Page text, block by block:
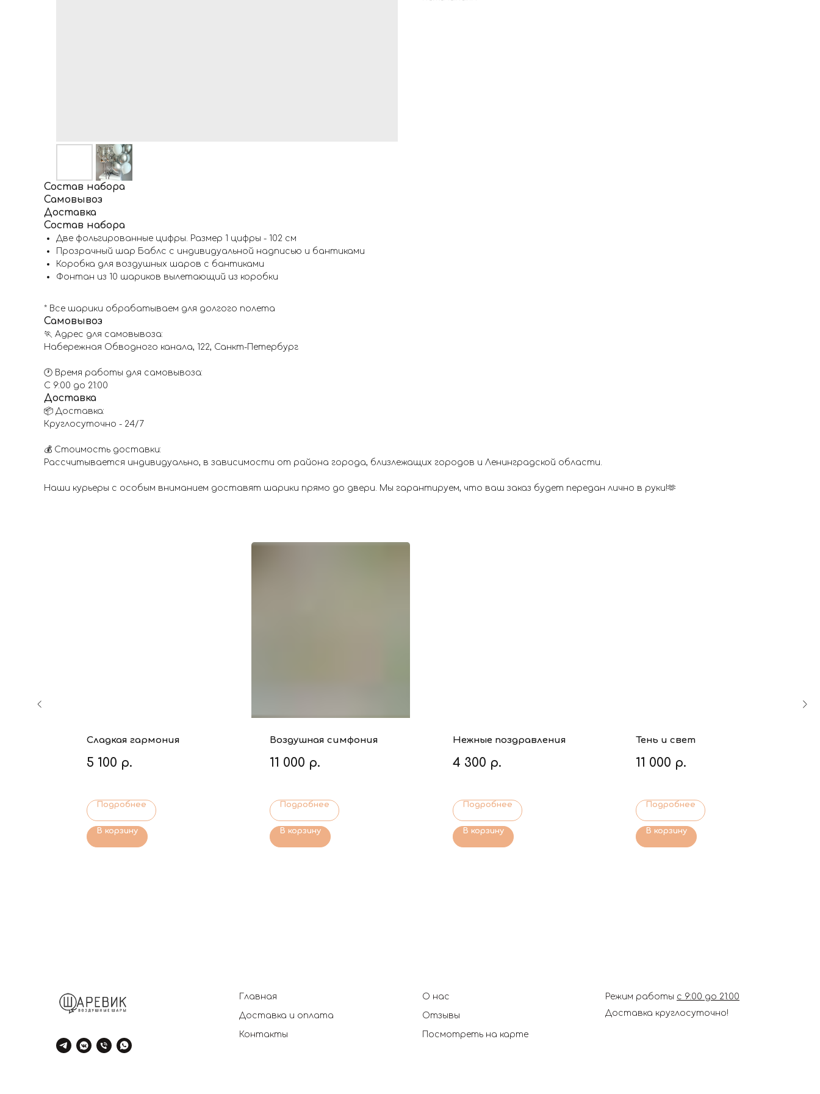
Состав набора
Самовывоз
Доставка
Состав набора
Две фольгированные цифры. Размер 1 цифры - 102 см
Прозрачный шар Баблс с индивидуальной надписью и бантиками
Коробка для воздушных шаров с бантиками
Фонтан из 10 шариков вылетающий из коробки
* Все шарики обрабатываем для долгого полета
Самовывоз
🏃 Адрес для самовывоза:
Набережная Обводного канала, 122, Санкт-Петербург
🕐 Время работы для самовывоза:
С 9:00 до 21:00
Доставка
📦 Доставка:
Круглосуточно - 24/7
💰 Стоимость доставки:
Рассчитывается индивидуально, в зависимости от района города, близлежащих городов и Ленинградской области.
Наши курьеры с особым вниманием доставят шарики прямо до двери. Мы гарантируем, что ваш заказ будет передан лично в руки!🫶
Сладкая гармония
5 100 р.
Подробнее
В корзину
Воздушная симфония
11 000 р.
Подробнее
В корзину
Нежные поздравления
4 300 р.
Подробнее
В корзину
Тень и свет
11 000 р.
Подробнее
В корзину
Главная
Доставка и оплата
Контакты
О нас
Отзывы
Посмотреть на карте
Режим работы с 9:00 до 21:00
Доставка круглосуточно!